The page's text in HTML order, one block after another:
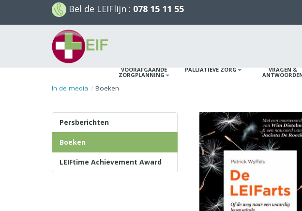
Bel de LEIFlijn : 078 15 11 55
VOORAFGAANDE
ZORGPLANNING
PALLIATIEVE ZORG VRAGEN &
In de media Boeken
Persberichten
Boeken
LEIFtime Achievement Award